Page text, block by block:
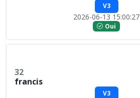
V3
2026-06-13 15:00:27
Oui
32
francis
V3